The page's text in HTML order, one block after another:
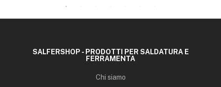
SALFERSHOP - PRODOTTI PER SALDATURA E
FERRAMENTA
Chi siamo